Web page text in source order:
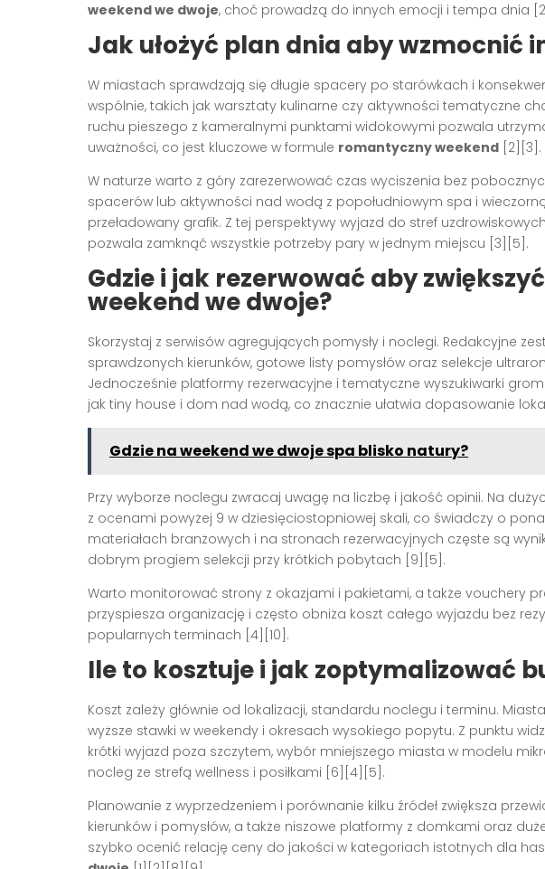
weekend we dwoje, choć prowadzą do innych emocji i tempa dnia
Jak ułożyć plan dnia aby wzmocnić
W miastach sprawdzają się długie spacery po starówkach i
wspólnie, takich jak warsztaty kulinarne czy aktywności tematyczne
ruchu pieszego z kameralnymi punktami widokowymi pozwala
uważności, co jest kluczowe w formule romantyczny weekend [2][3].
W naturze warto z góry zarezerwować czas wyciszenia bez
spacerów lub aktywności nad wodą z popołudniowym spa i
przeładowany grafik. Z tej perspektywy wyjazd do stref
pozwala zamknąć wszystkie potrzeby pary w jednym miejscu [3][5].
Gdzie i jak rezerwować aby
weekend we dwoje?
Skorzystaj z serwisów agregujących pomysły i noclegi. Redakcyjne
sprawdzonych kierunków, gotowe listy pomysłów oraz selekcje
Jednocześnie platformy rezerwacyjne i tematyczne wyszukiwarki
jak tiny house i dom nad wodą, co znacznie ułatwia dopasowanie
Gdzie na weekend we dwoje spa blisko natury?
Przy wyborze noclegu zwracaj uwagę na liczbę i jakość opinii. Na
z ocenami powyżej 9 w dziesięciostopniowej skali, co świadczy o
materiałach branżowych i na stronach rezerwacyjnych częste są
dobrym progiem selekcji przy krótkich pobytach [9][5].
Warto monitorować strony z okazjami i pakietami, a także vouchery
przyspiesza organizację i często obniża koszt całego wyjazdu bez
popularnych terminach [4][10].
Ile to kosztuje i jak zoptymalizować
Koszt zależy głównie od lokalizacji, standardu noclegu i terminu.
wyższe stawki w weekendy i okresach wysokiego popytu. Z punktu
krótki wyjazd poza szczytem, wybór mniejszego miasta w modelu
nocleg ze strefą wellness i posiłkami [6][4][5].
Planowanie z wyprzedzeniem i porównanie kilku źródeł zwiększa
kierunków i pomysłów, a także niszowe platformy z domkami oraz
szybko ocenić relację ceny do jakości w kategoriach istotnych dla